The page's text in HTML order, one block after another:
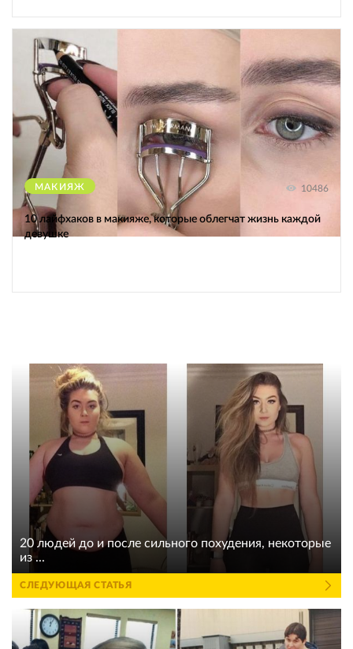
МАКИЯЖ 10486
10 лайфхаков в макияже, которые облегчат жизнь каждой
девушке
20 людей до и после сильного похудения, некоторые
из ...
СЛЕДУЮЩАЯ СТАТЬЯ